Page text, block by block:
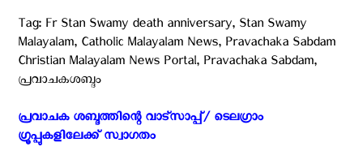
Tag: Fr Stan Swamy death anniversary, Stan Swamy
Malayalam, Catholic Malayalam News, Pravachaka Sabdam
Christian Malayalam News Portal, Pravachaka Sabdam,
പ്രവാചകശബ്ദം
പ്രവാചക ശബ്ദത്തിന്റെ വാട്സാപ്പ്/ ടെലഗ്രാം
ഗ്രൂപ്പുകളിലേക്ക് സ്വാഗതം ‍